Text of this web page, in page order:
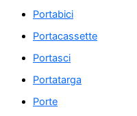
Portabici
Portacassette
Portasci
Portatarga
Porte